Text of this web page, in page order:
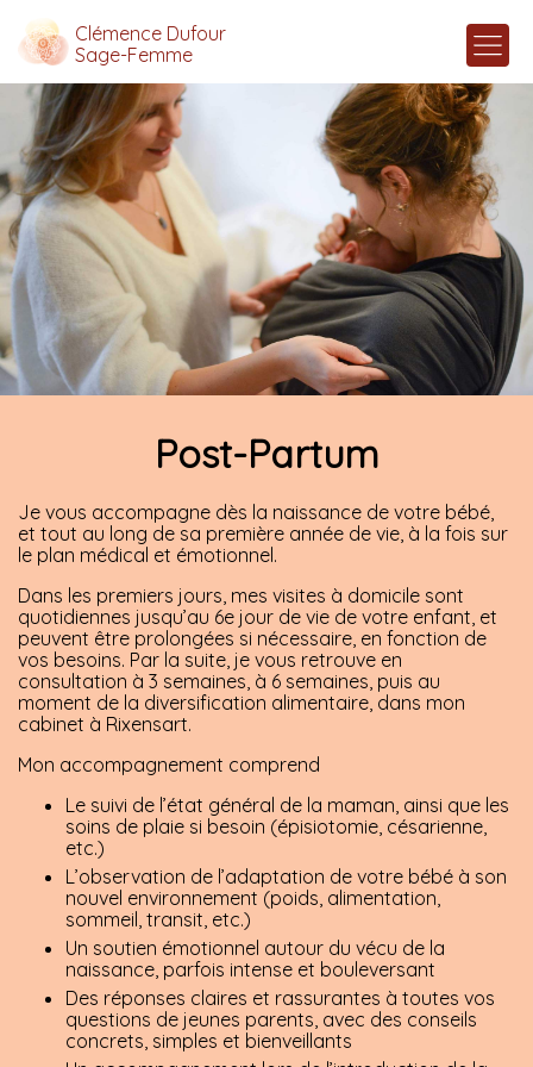
Clémence Dufour
Sage-Femme
Post-Partum
Je vous accompagne dès la naissance de votre bébé,
et tout au long de sa première année de vie, à la fois sur
le plan médical et émotionnel.
Dans les premiers jours, mes visites à domicile sont
quotidiennes jusqu’au 6e jour de vie de votre enfant, et
peuvent être prolongées si nécessaire, en fonction de
vos besoins. Par la suite, je vous retrouve en
consultation à 3 semaines, à 6 semaines, puis au
moment de la diversification alimentaire, dans mon
cabinet à Rixensart.
Mon accompagnement comprend
Le suivi de l’état général de la maman, ainsi que les
soins de plaie si besoin (épisiotomie, césarienne,
etc.)
L’observation de l’adaptation de votre bébé à son
nouvel environnement (poids, alimentation,
sommeil, transit, etc.)
Un soutien émotionnel autour du vécu de la
naissance, parfois intense et bouleversant
Des réponses claires et rassurantes à toutes vos
questions de jeunes parents, avec des conseils
concrets, simples et bienveillants